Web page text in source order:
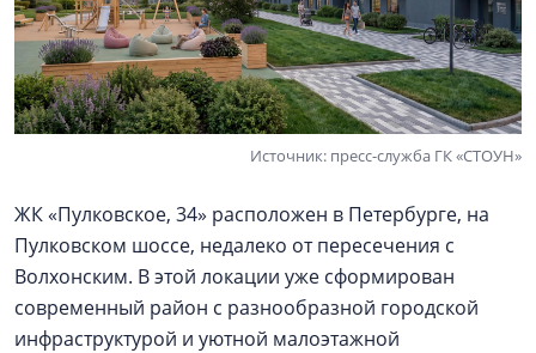
Источник: пресс-служба ГК «СТОУН»
ЖК «Пулковское, 34» расположен в Петербурге, на
Пулковском шоссе, недалеко от пересечения с
Волхонским. В этой локации уже сформирован
современный район с разнообразной городской
инфраструктурой и уютной малоэтажной